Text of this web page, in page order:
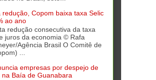
redução, Copom baixa taxa Selic
ao ano
redução consecutiva da taxa
juros da economia © Rafa
Agência Brasil O Comitê de
...
empresas por despejo de
na Baía de Guanabara